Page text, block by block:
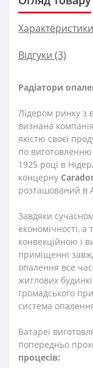
Характеристики
Відгуки (3)
Радіатори
Лідером ринку з
визнана компанія
якістю своєї
по виготовленню
1925 році в
концерну
розташований в
Завдяки
економічності,
конвекційною і
приміщенні
опалення все
житлових
громадського
система
Батареї
попередньо
процесів: